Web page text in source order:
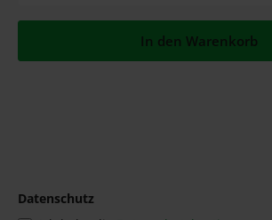
In den Warenkorb
Datenschutz